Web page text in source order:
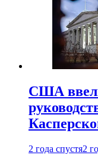
США
2 года спустя2